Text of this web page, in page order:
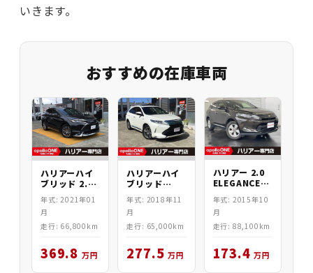
いきます。
おすすめの在庫車両
ハリアーハイ
ブリッド 2.5
Z Leather
4WD
年式: 2021年01
月
走行: 66,800km
369.8 万円
ハリアーハイ
ブリッド
2.5HV
PROGRESS
4WD
年式: 2018年11
月
走行: 65,000km
277.5 万円
ハリアー 2.0
ELEGANCE
4WD
年式: 2015年10
月
走行: 88,100km
173.4 万円